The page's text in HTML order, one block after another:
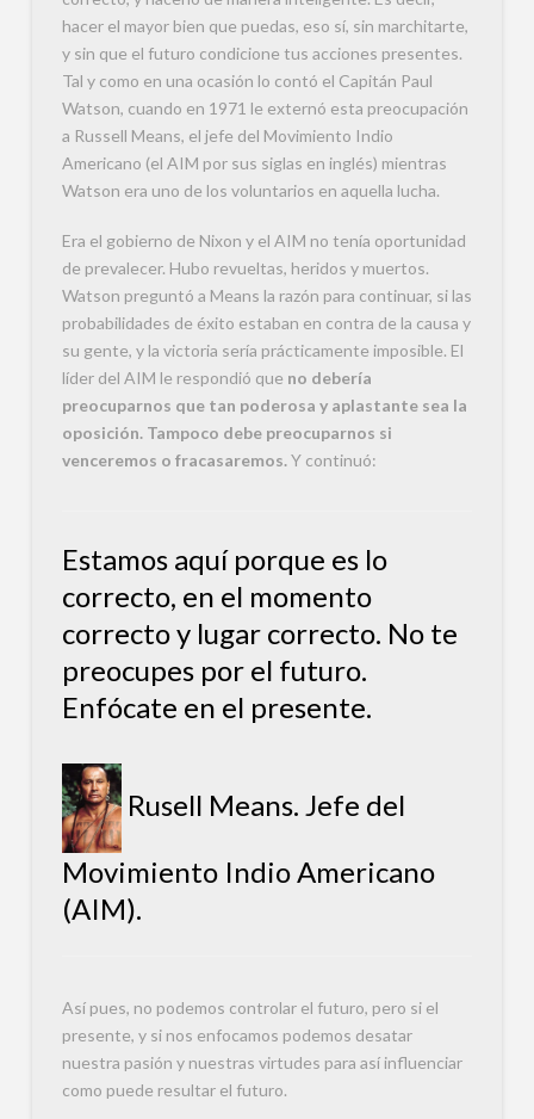
hacer el mayor bien que puedas, eso sí, sin marchitarte,
y sin que el futuro condicione tus acciones presentes.
Tal y como en una ocasión lo contó el Capitán Paul
Watson, cuando en 1971 le externó esta preocupación
a Russell Means, el jefe del Movimiento Indio
Americano (el AIM por sus siglas en inglés) mientras
Watson era uno de los voluntarios en aquella lucha.
Era el gobierno de Nixon y el AIM no tenía oportunidad
de prevalecer. Hubo revueltas, heridos y muertos.
Watson preguntó a Means la razón para continuar, si las
probabilidades de éxito estaban en contra de la causa y
su gente, y la victoria sería prácticamente imposible. El
líder del AIM le respondió que no debería
preocuparnos que tan poderosa y aplastante sea la
oposición. Tampoco debe preocuparnos si
venceremos o fracasaremos.Y continuó:
Estamos aquí porque es lo
correcto, en el momento
correcto y lugar correcto. No te
preocupes por el futuro.
Enfócate en el presente.
Rusell Means. Jefe del
Movimiento Indio Americano
(AIM).
Así pues, no podemos controlar el futuro, pero si el
presente, y si nos enfocamos podemos desatar
nuestra pasión y nuestras virtudes para así influenciar
como puede resultar el futuro.